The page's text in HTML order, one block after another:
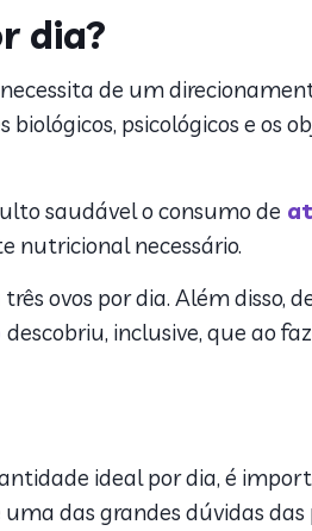
dia?
de um
psicológicos e os
saudável o consumo de
nutricional necessário.
ovos por dia. Além disso,
descobriu, inclusive, que ao
ideal por dia, é
das grandes dúvidas das